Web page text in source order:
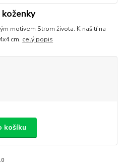
motivem Strom života. K našití na
cm. celý popis
košíku